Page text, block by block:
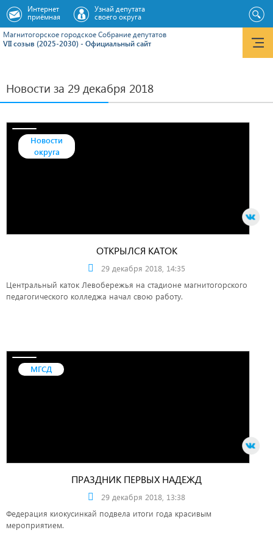
Магнитогорское городское Cобрание депутатов
VII созыв (2025-2030) - Официальный сайт
Интернет
приёмная
Узнай депутата
своего округа
Новости за 29 декабря 2018
Новости
округа
ОТКРЫЛСЯ КАТОК
29 декабря 2018, 14:35
Центральный каток Левобережья на стадионе магнитогорского
педагогического колледжа начал свою работу.
МГСД
ПРАЗДНИК ПЕРВЫХ НАДЕЖД
29 декабря 2018, 13:38
Федерация киокусинкай подвела итоги года красивым
мероприятием.